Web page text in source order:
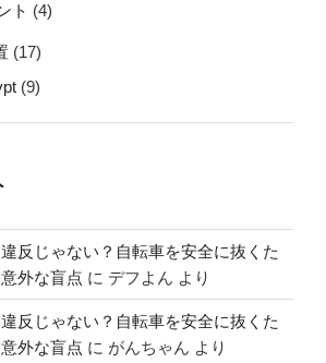
ト (4)
(17)
(9)
反じゃない？自転車を安全に抜くた
外な盲点 に デフよん より
反じゃない？自転車を安全に抜くた
外な盲点 に がんちゃん より